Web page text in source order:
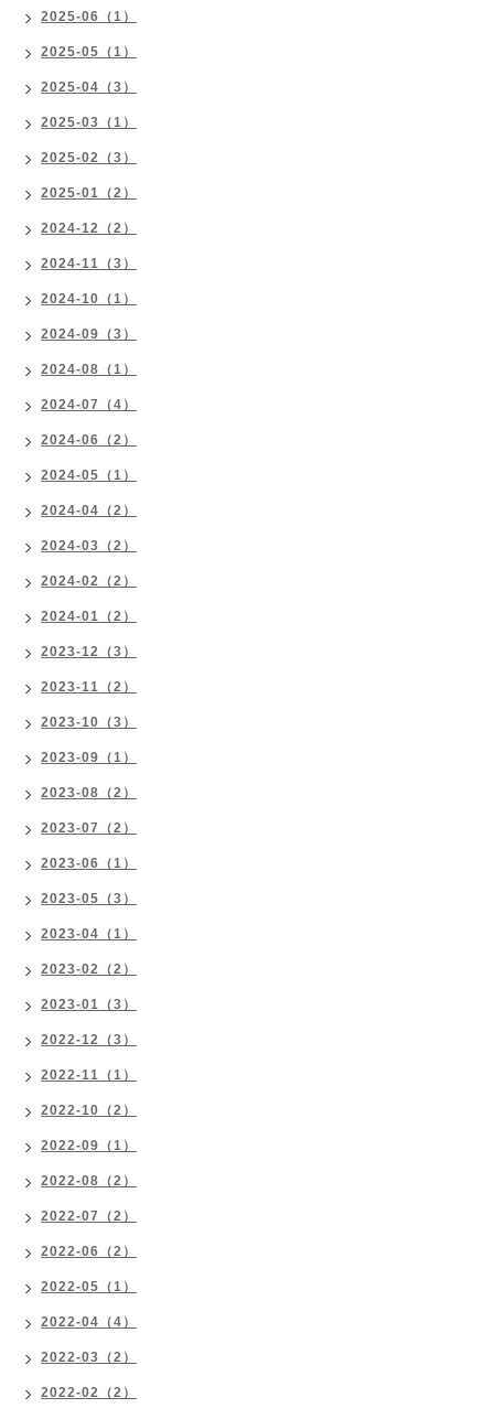
2025-06（1）
2025-05（1）
2025-04（3）
2025-03（1）
2025-02（3）
2025-01（2）
2024-12（2）
2024-11（3）
2024-10（1）
2024-09（3）
2024-08（1）
2024-07（4）
2024-06（2）
2024-05（1）
2024-04（2）
2024-03（2）
2024-02（2）
2024-01（2）
2023-12（3）
2023-11（2）
2023-10（3）
2023-09（1）
2023-08（2）
2023-07（2）
2023-06（1）
2023-05（3）
2023-04（1）
2023-02（2）
2023-01（3）
2022-12（3）
2022-11（1）
2022-10（2）
2022-09（1）
2022-08（2）
2022-07（2）
2022-06（2）
2022-05（1）
2022-04（4）
2022-03（2）
2022-02（2）